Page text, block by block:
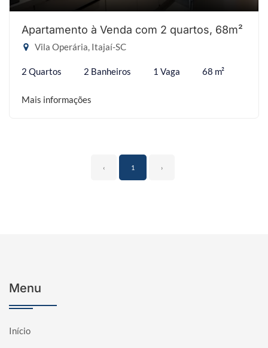
Apartamento à Venda com 2 quartos, 68m²
Vila Operária, Itajaí-SC
2 Quartos 2 Banheiros 1 Vaga 68 m²
Mais informações
‹ 1 ›
Menu
Início